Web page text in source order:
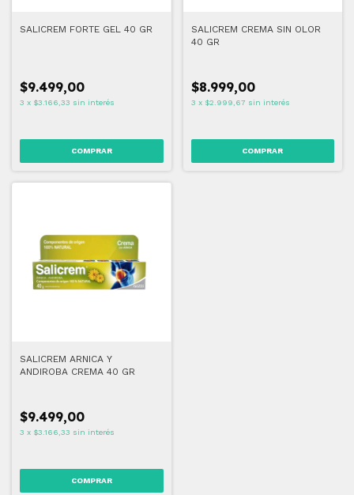
SALICREM FORTE GEL 40 GR
$9.499,00
3 x $3.166,33 sin interés
SALICREM CREMA SIN OLOR
40 GR
$8.999,00
3 x $2.999,67 sin interés
SALICREM ARNICA Y
ANDIROBA CREMA 40 GR
$9.499,00
3 x $3.166,33 sin interés